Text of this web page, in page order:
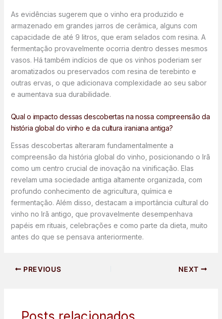
As evidências sugerem que o vinho era produzido e
armazenado em grandes jarros de cerâmica, alguns com
capacidade de até 9 litros, que eram selados com resina. A
fermentação provavelmente ocorria dentro desses mesmos
vasos. Há também indícios de que os vinhos poderiam ser
aromatizados ou preservados com resina de terebinto e
outras ervas, o que adicionava complexidade ao seu sabor
e aumentava sua durabilidade.
Qual o impacto dessas descobertas na nossa compreensão da
história global do vinho e da cultura iraniana antiga?
Essas descobertas alteraram fundamentalmente a
compreensão da história global do vinho, posicionando o Irã
como um centro crucial de inovação na vinificação. Elas
revelam uma sociedade antiga altamente organizada, com
profundo conhecimento de agricultura, química e
fermentação. Além disso, destacam a importância cultural do
vinho no Irã antigo, que provavelmente desempenhava
papéis em rituais, celebrações e como parte da dieta, muito
antes do que se pensava anteriormente.
PREVIOUS NEXT